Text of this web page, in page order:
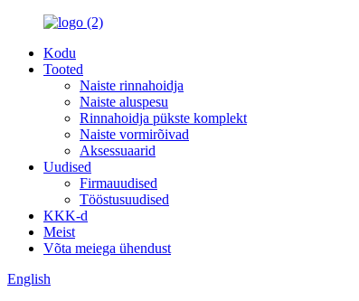
Kodu
Tooted
Naiste rinnahoidja
Naiste aluspesu
Rinnahoidja pükste komplekt
Naiste vormirõivad
Aksessuaarid
Uudised
Firmauudised
Tööstusuudised
KKK-d
Meist
Võta meiega ühendust
English